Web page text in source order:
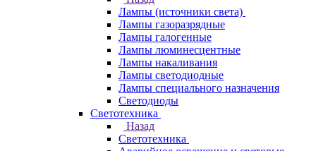
Лампы (источники света)
Лампы газоразрядные
Лампы галогенные
Лампы люминесцентные
Лампы накаливания
Лампы светодиодные
Лампы специального назначения
Светодиоды
Светотехника
Назад
Светотехника